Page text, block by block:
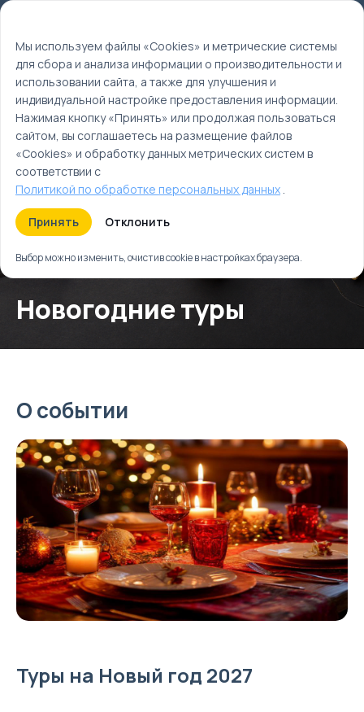
Главная
Календарь событий
Зима
Декабрь
Новогодние туры
О событии
Туры на Новый год 2027
Мы используем файлы «Cookies» и метрические системы
для сбора и анализа информации о производительности и
использовании сайта, а также для улучшения и
индивидуальной настройке предоставления информации.
Нажимая кнопку «Принять» или продолжая пользоваться
сайтом, вы соглашаетесь на размещение файлов
«Cookies» и обработку данных метрических систем в
соответствии с
Политикой по обработке персональных данных.
Принять Отклонить
Выбор можно изменить, очистив cookie в настройках браузера.